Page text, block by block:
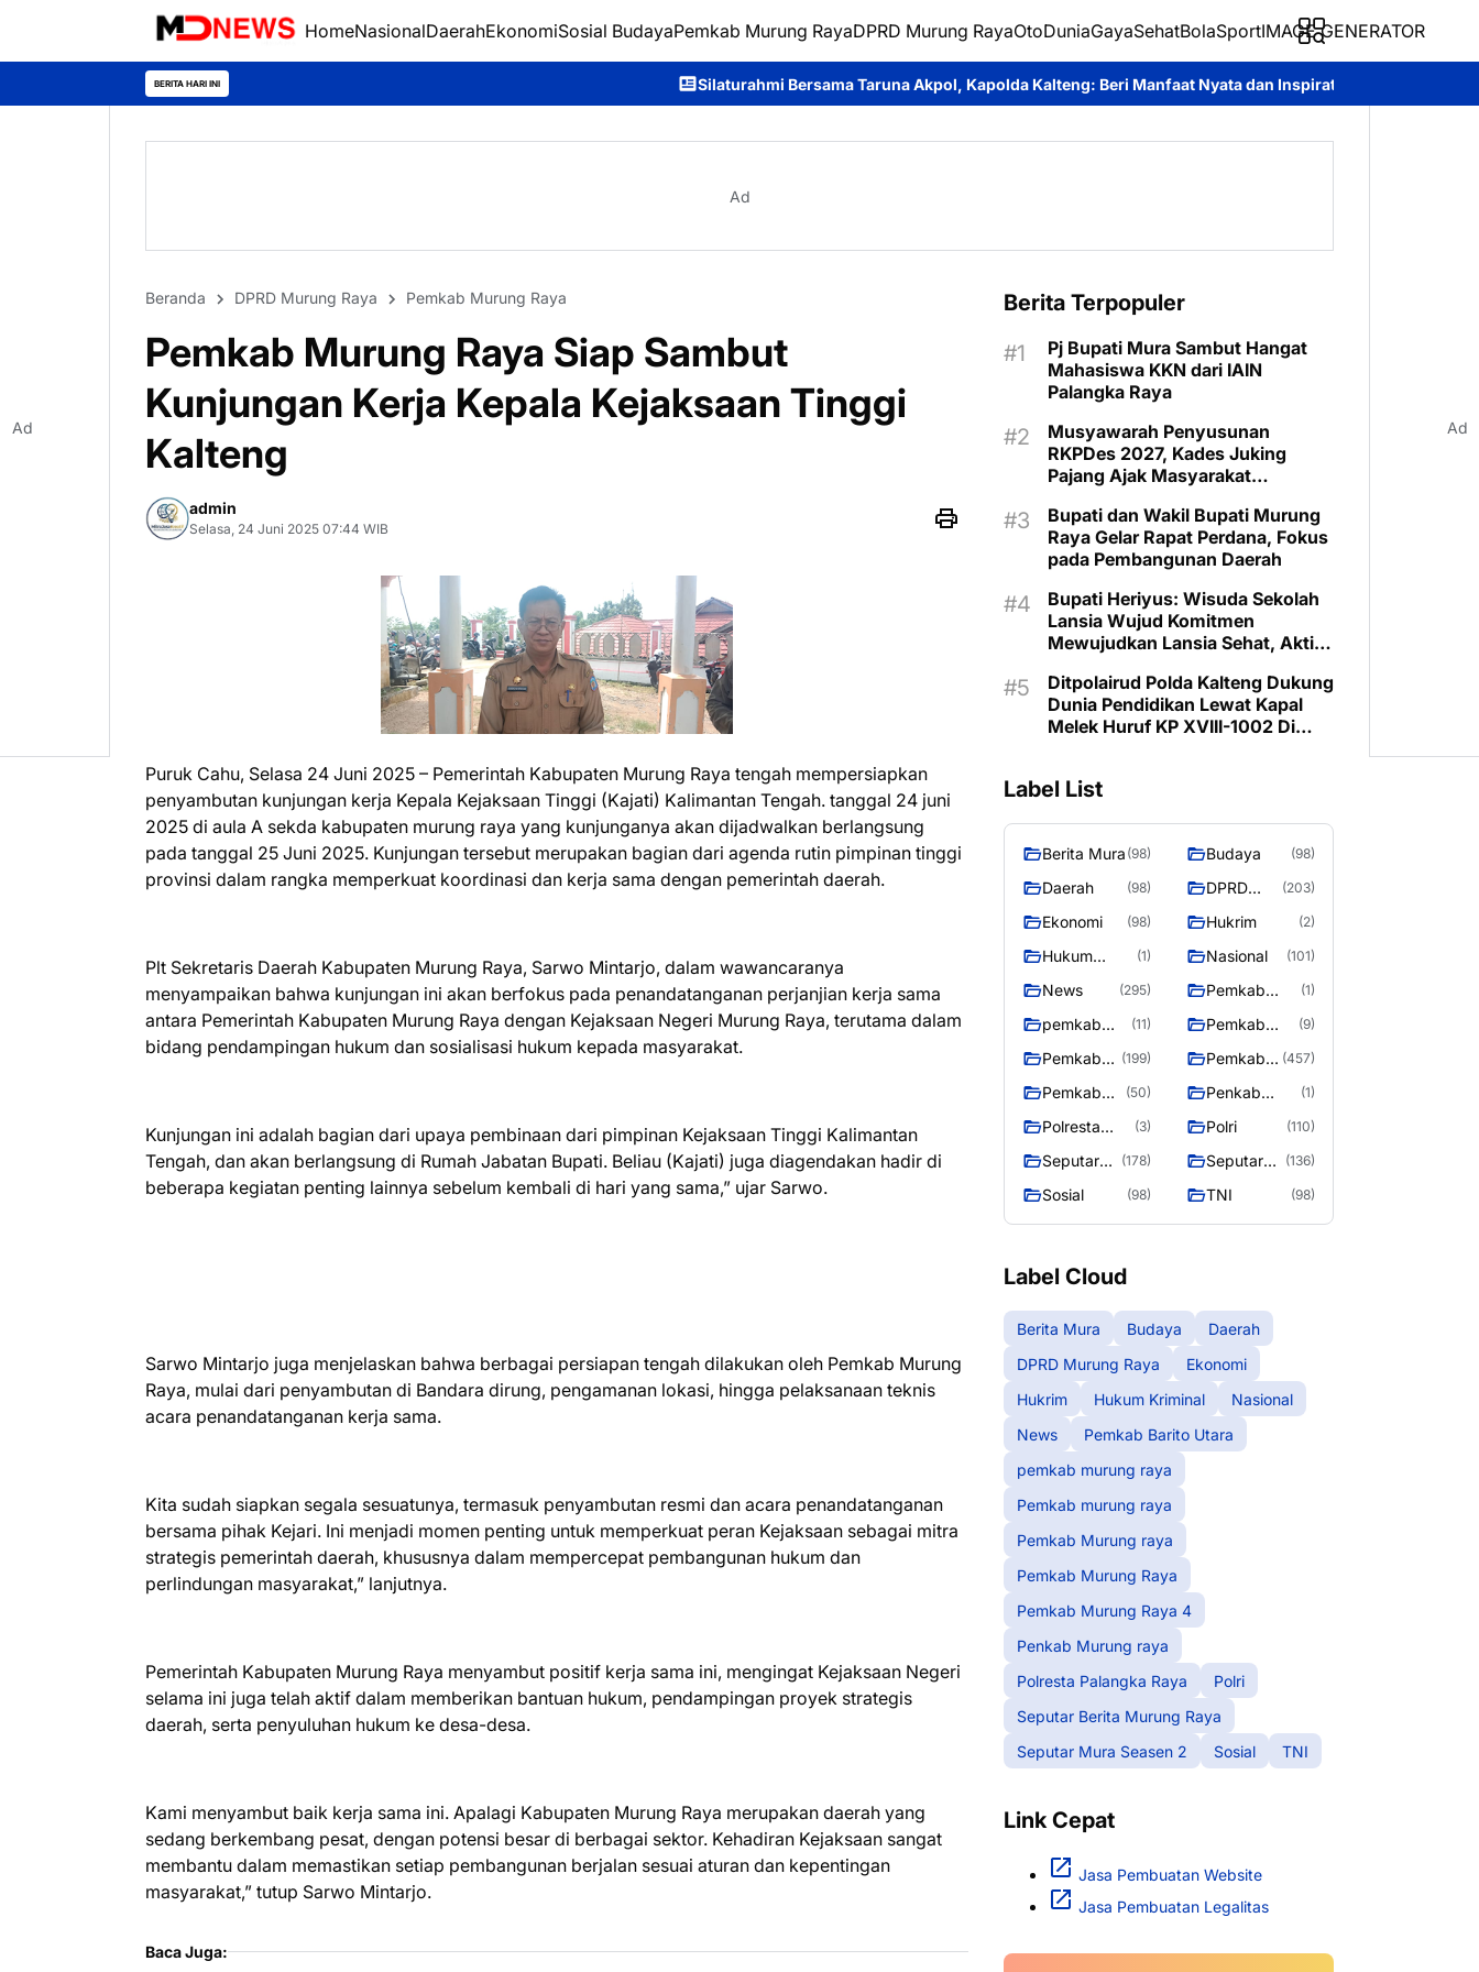
HomeNasionalDaerahEkonomiSosial BudayaPemkab Murung RayaDPRD Murung RayaOtoDuniaGayaSehatBolaSportIMAGE GENERATOR
BERITA HARI INI Silaturahmi Bersama Taruna Akpol, Kapolda Kalteng: Beri Manfaat Nyata dan Inspiratif Bagi Siswa di Sekolah Rakyat
Ad
Beranda DPRD Murung Raya Pemkab Murung Raya
Pemkab Murung Raya Siap Sambut
Kunjungan Kerja Kepala Kejaksaan Tinggi
Kalteng
admin
Selasa, 24 Juni 2025 07:44 WIB
Puruk Cahu, Selasa 24 Juni 2025 – Pemerintah Kabupaten Murung Raya tengah mempersiapkan
penyambutan kunjungan kerja Kepala Kejaksaan Tinggi (Kajati) Kalimantan Tengah. tanggal 24 juni
2025 di aula A sekda kabupaten murung raya yang kunjunganya akan dijadwalkan berlangsung
pada tanggal 25 Juni 2025. Kunjungan tersebut merupakan bagian dari agenda rutin pimpinan tinggi
provinsi dalam rangka memperkuat koordinasi dan kerja sama dengan pemerintah daerah.
Plt Sekretaris Daerah Kabupaten Murung Raya, Sarwo Mintarjo, dalam wawancaranya
menyampaikan bahwa kunjungan ini akan berfokus pada penandatanganan perjanjian kerja sama
antara Pemerintah Kabupaten Murung Raya dengan Kejaksaan Negeri Murung Raya, terutama dalam
bidang pendampingan hukum dan sosialisasi hukum kepada masyarakat.
Kunjungan ini adalah bagian dari upaya pembinaan dari pimpinan Kejaksaan Tinggi Kalimantan
Tengah, dan akan berlangsung di Rumah Jabatan Bupati. Beliau (Kajati) juga diagendakan hadir di
beberapa kegiatan penting lainnya sebelum kembali di hari yang sama,” ujar Sarwo.
Sarwo Mintarjo juga menjelaskan bahwa berbagai persiapan tengah dilakukan oleh Pemkab Murung
Raya, mulai dari penyambutan di Bandara dirung, pengamanan lokasi, hingga pelaksanaan teknis
acara penandatanganan kerja sama.
Kita sudah siapkan segala sesuatunya, termasuk penyambutan resmi dan acara penandatanganan
bersama pihak Kejari. Ini menjadi momen penting untuk memperkuat peran Kejaksaan sebagai mitra
strategis pemerintah daerah, khususnya dalam mempercepat pembangunan hukum dan
perlindungan masyarakat,” lanjutnya.
Pemerintah Kabupaten Murung Raya menyambut positif kerja sama ini, mengingat Kejaksaan Negeri
selama ini juga telah aktif dalam memberikan bantuan hukum, pendampingan proyek strategis
daerah, serta penyuluhan hukum ke desa-desa.
Kami menyambut baik kerja sama ini. Apalagi Kabupaten Murung Raya merupakan daerah yang
sedang berkembang pesat, dengan potensi besar di berbagai sektor. Kehadiran Kejaksaan sangat
membantu dalam memastikan setiap pembangunan berjalan sesuai aturan dan kepentingan
masyarakat,” tutup Sarwo Mintarjo.
Baca Juga:
Berita Terpopuler
Pj Bupati Mura Sambut Hangat
Mahasiswa KKN dari IAIN
Palangka Raya
Musyawarah Penyusunan
RKPDes 2027, Kades Juking
Pajang Ajak Masyarakat
Kebutuhan
Bupati dan Wakil Bupati Murung
Raya Gelar Rapat Perdana, Fokus
pada Pembangunan Daerah
Bupati Heriyus: Wisuda Sekolah
Lansia Wujud Komitmen
Mewujudkan Lansia Sehat, Aktif,
Ditpolairud Polda Kalteng Dukung
Dunia Pendidikan Lewat Kapal
Melek Huruf KP XVIII-1002 Di
Label List
Berita Mura (98) Budaya (98)
Daerah (98)
DPRD
Raya
(203)
Ekonomi (98) Hukrim (2)
Hukum
(1) Nasional (101)
News (295)
Pemkab
(1)
pemkab
raya
(11)
Pemkab
murung raya
(9)
Pemkab
raya
(199)
Pemkab
Raya
(457)
Pemkab
Raya 4
(50)
Penkab
Murung raya
(1)
Polresta
Raya
(3) Polri (110)
Seputar
Murung
Raya
(178)
Seputar
Seasen 2
(136)
Sosial (98) TNI (98)
Label Cloud
Berita Mura Budaya
Daerah
DPRD Murung Raya
Ekonomi
Hukrim
Hukum Kriminal
Nasional
News
Pemkab Barito Utara
pemkab murung raya
Pemkab murung raya
Pemkab Murung raya
Pemkab Murung Raya
Pemkab Murung Raya 4
Penkab Murung raya
Polresta Palangka Raya
Polri
Seputar Berita Murung Raya
Seputar Mura Seasen 2
Sosial TNI
Link Cepat
Jasa Pembuatan Website
Jasa Pembuatan Legalitas
Ad Ad